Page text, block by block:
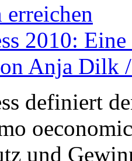
erreichen
2010:
Anja Dilk
definiert
und